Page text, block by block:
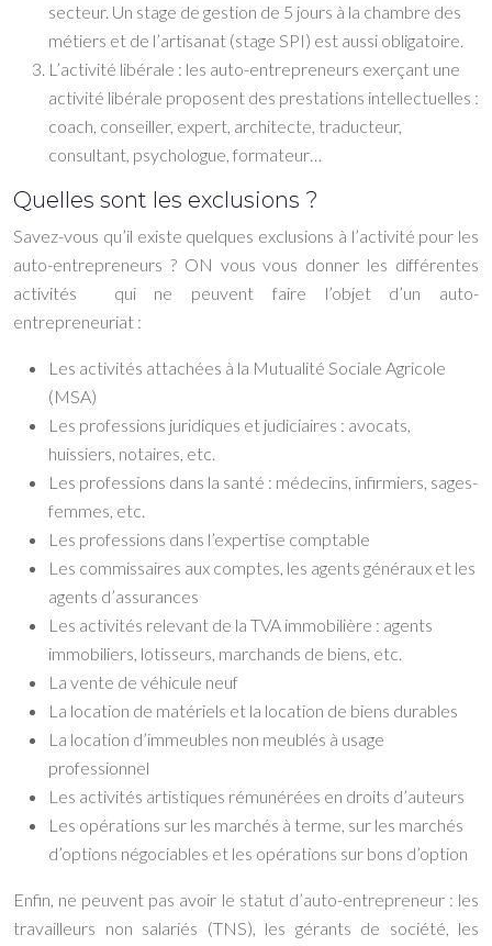
secteur. Un stage de gestion de 5 jours à la chambre des
métiers et de l’artisanat (stage SPI) est aussi obligatoire.
L’activité libérale : les auto-entrepreneurs exerçant une
activité libérale proposent des prestations intellectuelles :
coach, conseiller, expert, architecte, traducteur,
consultant, psychologue, formateur…
Quelles sont les exclusions ?
Savez-vous qu’il existe quelques exclusions à l’activité pour les
auto-entrepreneurs ? ON vous vous donner les différentes
activités qui ne peuvent faire l’objet d’un auto-
entrepreneuriat :
Les activités attachées à la Mutualité Sociale Agricole
(MSA)
Les professions juridiques et judiciaires : avocats,
huissiers, notaires, etc.
Les professions dans la santé : médecins, infirmiers, sages-
femmes, etc.
Les professions dans l’expertise comptable
Les commissaires aux comptes, les agents généraux et les
agents d’assurances
Les activités relevant de la TVA immobilière : agents
immobiliers, lotisseurs, marchands de biens, etc.
La vente de véhicule neuf
La location de matériels et la location de biens durables
La location d’immeubles non meublés à usage
professionnel
Les activités artistiques rémunérées en droits d’auteurs
Les opérations sur les marchés à terme, sur les marchés
d’options négociables et les opérations sur bons d’option
Enfin, ne peuvent pas avoir le statut d’auto-entrepreneur : les
travailleurs non salariés (TNS), les gérants de société, les